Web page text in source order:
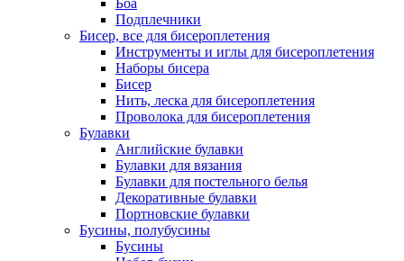
Подплечники
Бисер, все для бисероплетения
Инструменты и иглы для бисероплетения
Наборы бисера
Бисер
Нить, леска для бисероплетения
Проволока для бисероплетения
Булавки
Английские булавки
Булавки для вязания
Булавки для постельного белья
Декоративные булавки
Портновские булавки
Бусины, полубусины
Бусины